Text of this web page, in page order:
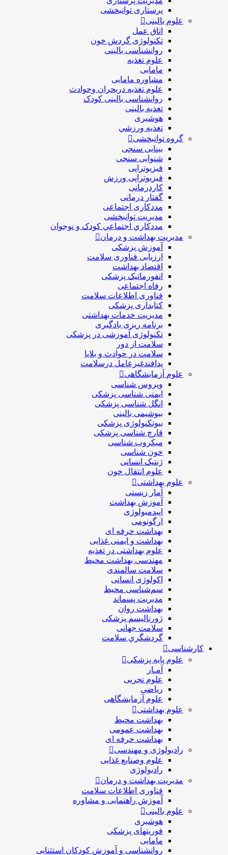
پرستاری توانبخشی
علوم بالینی
اتاق عمل
تکنولوژی گردش خون
روانشناسی بالینی
علوم تغذیه
مامایی
مشاوره مامایی
علوم تغذیه دربحران وحوادث
روانشناسی بالینی کودک
تغذیه بالینی
هوشبری
تغذيه ورزشي
گروه توانبخشی
بینایی سنجی
شنوایی سنجی
فیزیوتراپی
فیزیوتراپی ورزش
کاردرمانی
گفتار درمانی
مددکاری اجتماعی
مديريت توانبخشی
مددکاري اجتماعي کودک و نوجوان
مدیریت بهداشت و درمان
آموزش پزشکی
ارزیابی فناوری سلامت
اقتصاد بهداشت
انفورماتیک پزشکی
رفاه اجتماعی
فناوری اطلاعات سلامت
کتابداری پزشکی
مديريت خدمات بهداشتی
برنامه ریزی یادگیری
تکنولوژی آموزشی در پزشکی
سلامت از دور
سلامت در حوادث و بلایا
پدافندغیرعامل درسلامت
علوم آزمایشگاهی
ویروس شناسی
ایمنی شناسی پزشكی
انگل شناسی پزشکی
بیوشیمی بالینی
بیوتکنولوژی پزشکی
قارچ شناسی پزشکی
ميكروب شناسی
خون شناسی
ژنتیک انسانی
علوم انتقال خون
علوم بهداشتی
آمار زیستی
آموزش بهداشت
اپیدمیولوژی
ارگونومی
بهداشت حرفه ای
بهداشت و ایمنی غذایی
علوم بهداشتی در تغذیه
مهندسی بهداشت محيط
سلامت سالمندی
اکولوژی انسانی
سم‌شناسی محیط
مدیریت پسماند
بهداشت روان
ژورنالیسم پزشکی
سلامت جهانی
گردشگري سلامت
کارشناسی
علوم پایه پزشکی
آمـار
علوم تجربی
ریاضی
علوم آزمایشگاهی
علوم بهداشتی
بهداشت محیط
بهداشت عمومی
بهداشت حرفه ای
رادیولوژی و مهندسی
علوم وصنایع غذایی
رادیولوژی
مدیریت بهداشت و درمان
فناوری اطلاعات سلامت
آموزش راهنمایی و مشاوره
علوم بالینی
هوشبری
فوریتهای پزشکی
مامایی
روانشناسی و آموزش کودکان استثنایی